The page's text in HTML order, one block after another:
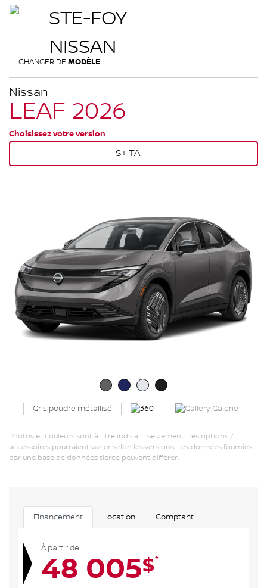
CHANGER DE MODÈLE
Nissan
LEAF 2026
Choisissez votre version
S+ TA
Gris poudre métallisé Galerie
Photos et couleurs sont à titre indicatif seulement. Les options /
accessoires pourraient varier selon les versions. Les données fournies
par une base de données tierce peuvent différer.
Financement Location Comptant
À partir de
48 005$*